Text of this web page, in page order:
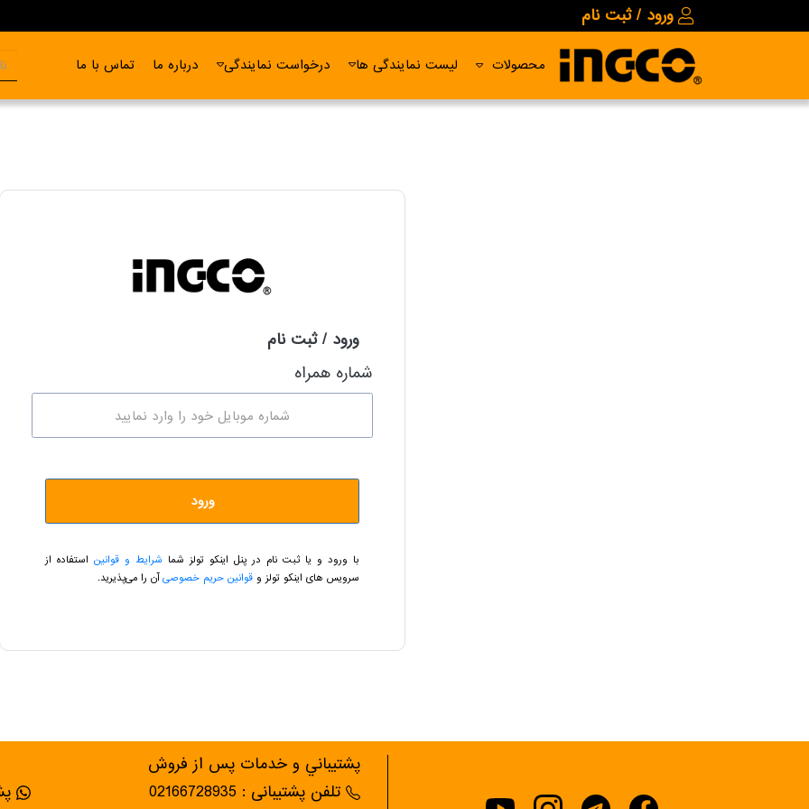
ورود / ثبت نام
محصولات لیست نمایندگی ها درخواست نمایندگی درباره ما تماس با ما
ورود / ثبت نام
شماره همراه
ورود
با ورود و یا ثبت نام در پنل اینکو تولز شما شرایط و قوانین استفاده از
سرویس های اینکو تولز و قوانین حریم خصوصیآن را می‌پذیرید.
پشتيباني و خدمات پس از فروش
تلفن پشتیبانی : 02166728935